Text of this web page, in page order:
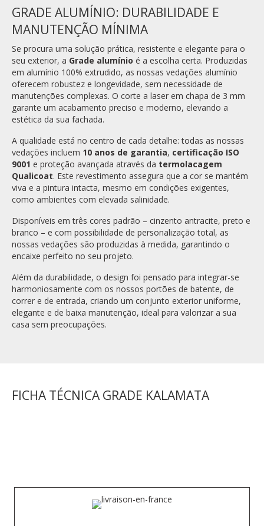
GRADE ALUMÍNIO: DURABILIDADE E
MANUTENÇÃO MÍNIMA
Se procura uma solução prática, resistente e elegante para o
seu exterior, a Grade alumínio é a escolha certa. Produzidas
em alumínio 100% extrudido, as nossas vedações alumínio
oferecem robustez e longevidade, sem necessidade de
manutenções complexas. O corte a laser em chapa de 3 mm
garante um acabamento preciso e moderno, elevando a
estética da sua fachada.
A qualidade está no centro de cada detalhe: todas as nossas
vedações incluem 10 anos de garantia, certificação ISO
9001 e proteção avançada através da termolacagem
Qualicoat. Este revestimento assegura que a cor se mantém
viva e a pintura intacta, mesmo em condições exigentes,
como ambientes com elevada salinidade.
Disponíveis em três cores padrão – cinzento antracite, preto e
branco – e com possibilidade de personalização total, as
nossas vedações são produzidas à medida, garantindo o
encaixe perfeito no seu projeto.
Além da durabilidade, o design foi pensado para integrar-se
harmoniosamente com os nossos portões de batente, de
correr e de entrada, criando um conjunto exterior uniforme,
elegante e de baixa manutenção, ideal para valorizar a sua
casa sem preocupações.
FICHA TÉCNICA GRADE KALAMATA